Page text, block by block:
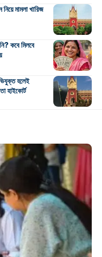
মামলা খারিজ
কবে মিলবে
হলেই
হাইকোর্ট